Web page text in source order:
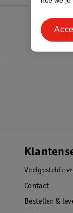
Veelgestelde
Contact
Bestellen &